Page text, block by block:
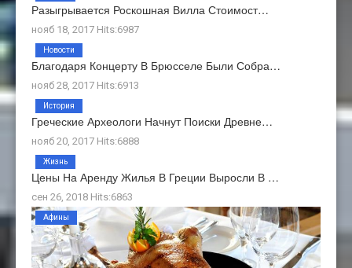
Разыгрывается Роскошная Вилла Стоимост…
нояб 18, 2017 Hits:6987
Благодаря Концерту В Брюсселе Были Собра…
нояб 28, 2017 Hits:6913
Новости
Греческие Археологи Начнут Поиски Древне…
нояб 20, 2017 Hits:6888
История
Цены На Аренду Жилья В Греции Выросли В …
сен 26, 2018 Hits:6863
Жизнь
Афины